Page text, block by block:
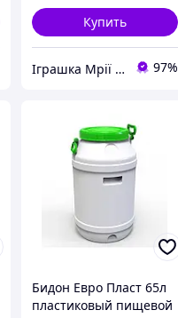
Купить
Іграшка Мрії (дитячі, авто, туризм) 97%
Бидон Евро Пласт 65л
пластиковый пищевой